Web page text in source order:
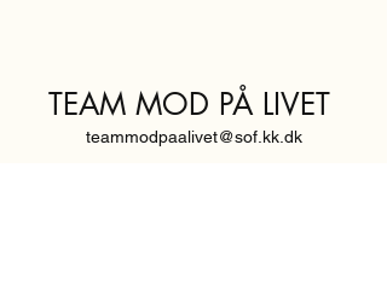
TEAM MOD PÅ LIVET
teammodpaalivet@sof.kk.dk